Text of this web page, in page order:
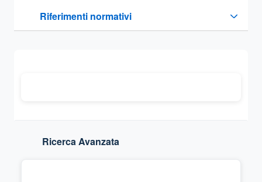
Riferimenti normativi
Sezione compressa
Ricerca Avanzata